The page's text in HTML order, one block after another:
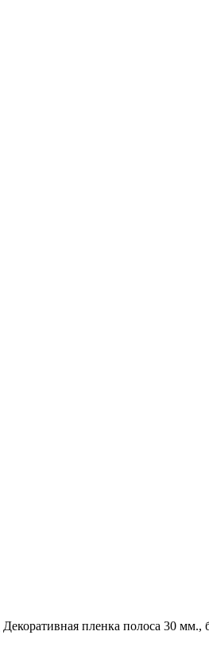
Декоративная пленка полоса 30 мм.,